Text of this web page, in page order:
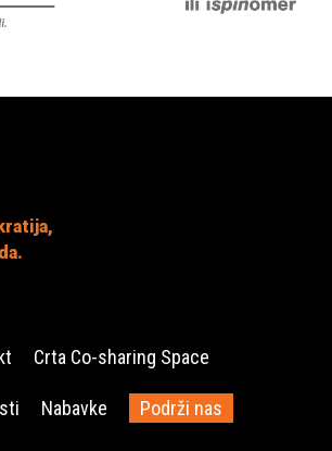
Crta Co-sharing Space
Nabavke Podrži nas